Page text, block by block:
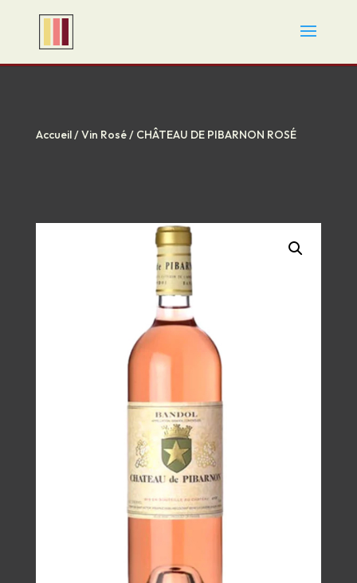
Accueil/Vin Rosé/ CHÂTEAU DE PIBARNON ROSÉ